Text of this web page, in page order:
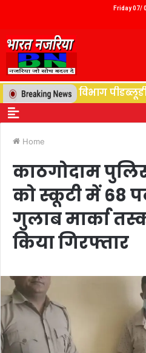
Friday 07/
विद्युत विभाग पीडब्लूडी
Home
काठगोदाम
को स्कूटी में 68
गुलाब मार्का
किया गिरफ्तार